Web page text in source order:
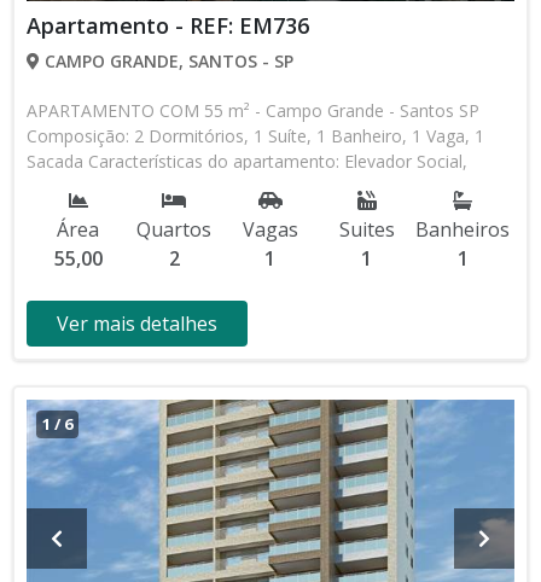
Apartamento - REF: EM736
CAMPO GRANDE, SANTOS - SP
APARTAMENTO COM 55 m² - Campo Grande - Santos SP
Composição: 2 Dormitórios, 1 Suíte, 1 Banheiro, 1 Vaga, 1
Sacada Características do apartamento: Elevador Social,
Elevador de Serviço, Portaria 24h, Piscina, Piscina Infantil,
Salão de Jogos, Salão de Festas, Academia * Os valores e
disponibilidade podem ser alterados sem prévio aviso. Favor
verificar entrando em contato com nossa equipe
Área
55,00
Quartos
2
Vagas
1
Suites
1
Banheiros
1
Ver mais detalhes
1 /6